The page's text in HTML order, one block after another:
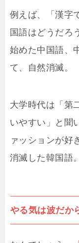
例えば、「漢字
国語はどうだろ
始めた中国語、
て、自然消滅。
大学時代は「第
いやすい」と聞
ァッションが好
消滅した韓国語。
やる気は波だか